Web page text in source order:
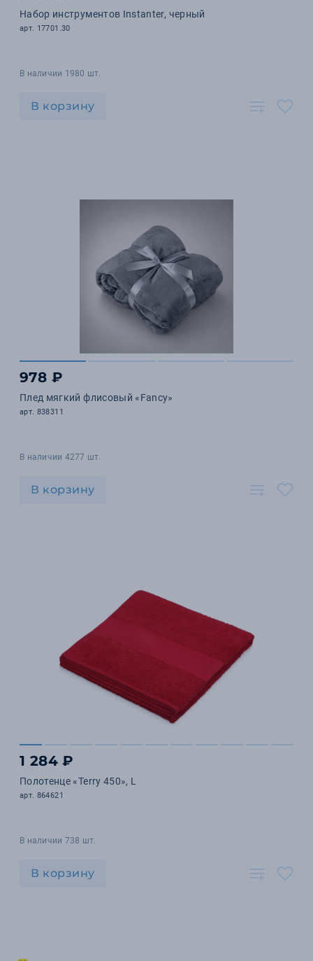
Набор инструментов Instanter, черный
арт. 17701.30
В наличии 1980 шт.
В корзину
978 ₽
Плед мягкий флисовый «Fancy»
арт. 838311
В наличии 4277 шт.
В корзину
1 284 ₽
Полотенце «Terry 450», L
арт. 864621
В наличии 738 шт.
В корзину